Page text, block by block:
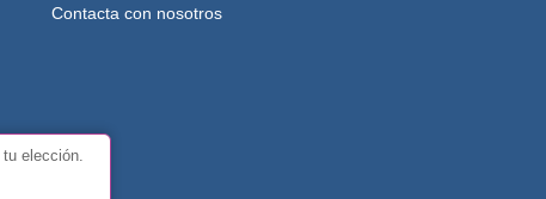
Contacta con nosotros
tu elección.